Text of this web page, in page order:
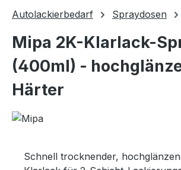
Autolackierbedarf Spraydosen
Mipa 2K-Klarlack-
(400ml) -
Härter
Schnell trocknender,